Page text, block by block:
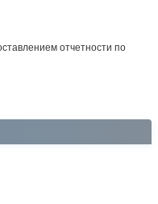
отчетности по